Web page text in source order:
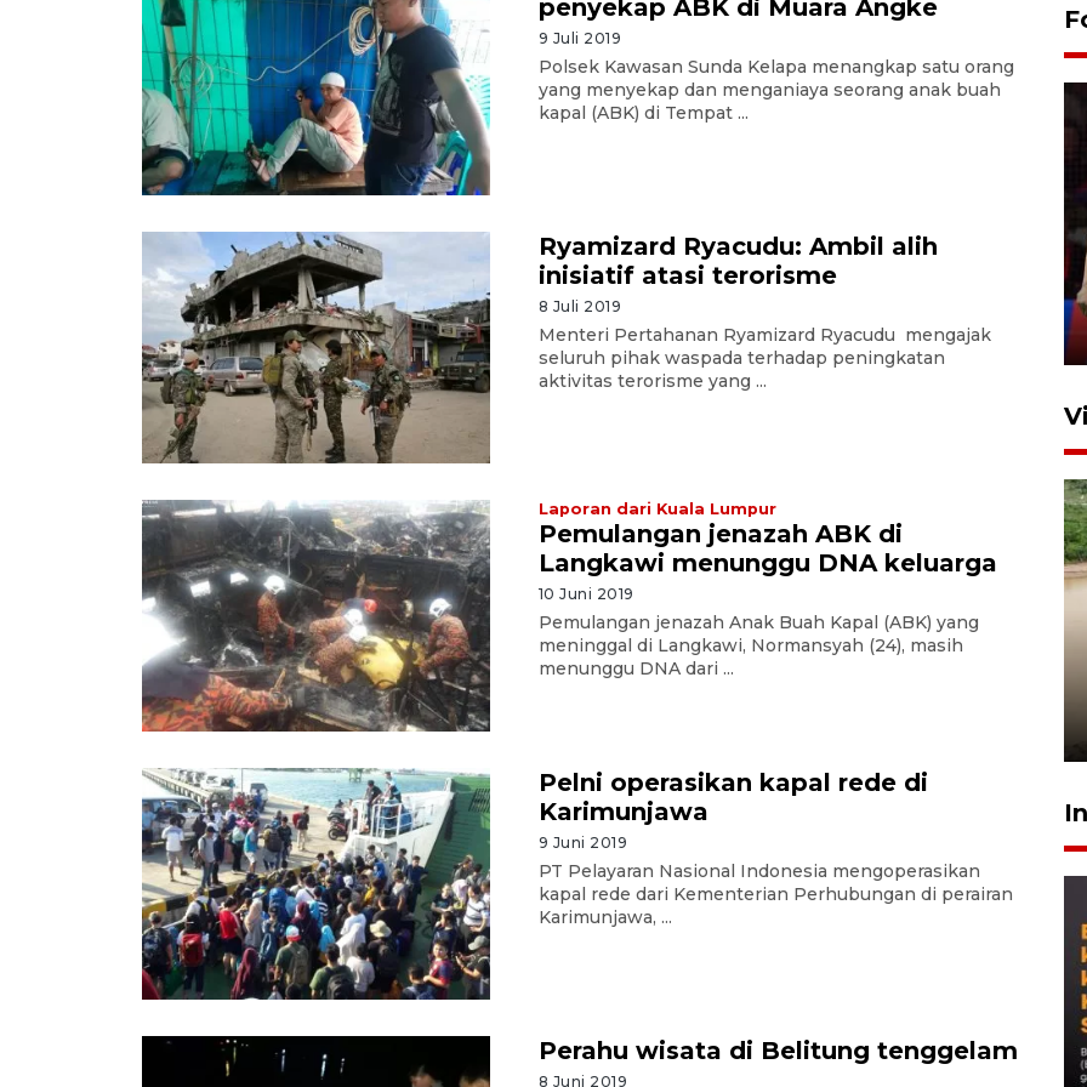
penyekap ABK di Muara Angke
9 Juli 2019
Polsek Kawasan Sunda Kelapa menangkap satu orang
yang menyekap dan menganiaya seorang anak buah
kapal (ABK) di Tempat ...
Ryamizard Ryacudu: Ambil alih
inisiatif atasi terorisme
8 Juli 2019
Menteri Pertahanan Ryamizard Ryacudu mengajak
seluruh pihak waspada terhadap peningkatan
aktivitas terorisme yang ...
Laporan dari Kuala Lumpur
Pemulangan jenazah ABK di
Langkawi menunggu DNA keluarga
10 Juni 2019
Pemulangan jenazah Anak Buah Kapal (ABK) yang
meninggal di Langkawi, Normansyah (24), masih
menunggu DNA dari ...
Pelni operasikan kapal rede di
Karimunjawa
9 Juni 2019
PT Pelayaran Nasional Indonesia mengoperasikan
kapal rede dari Kementerian Perhubungan di perairan
Karimunjawa, ...
Perahu wisata di Belitung tenggelam
8 Juni 2019
silaturahim masyarakat dan
upaya pelestarian budaya di
11 April 2026
Gabung Persebaya, striker
timnas Ramadhan Sananta